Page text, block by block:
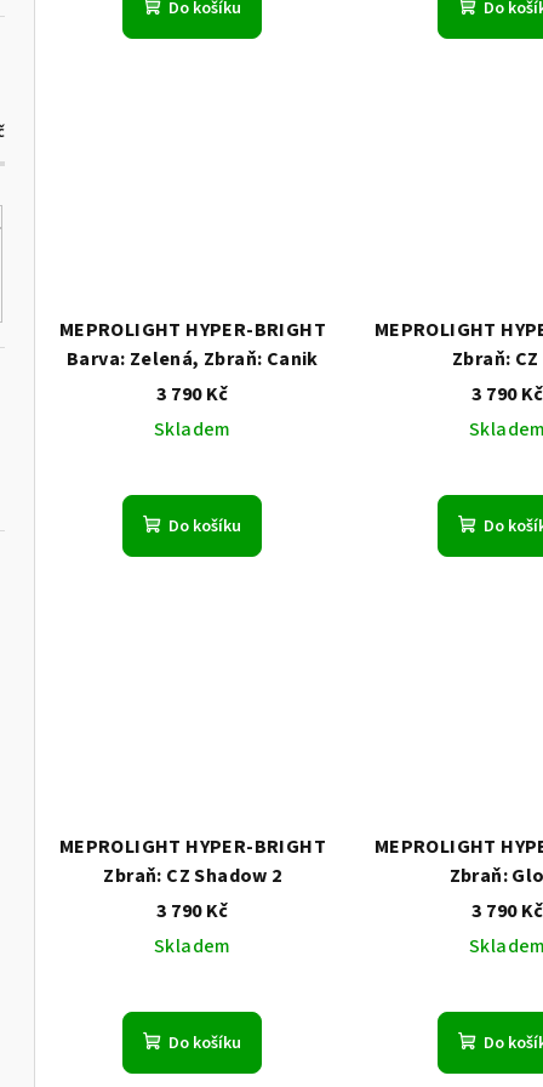
Do košíku Do
MEPROLIGHT HYPER-BRIGHT
Barva: Zelená, Zbraň: Canik
3 790 Kč
Skladem
Do košíku
MEPROLIGHT
Zbraň: CZ
3 790 Kč
Skladem
Do
MEPROLIGHT HYPER-BRIGHT
Zbraň: CZ Shadow 2
3 790 Kč
Skladem
Do košíku
MEPROLIGHT
Zbraň:
3 790 Kč
Skladem
Do